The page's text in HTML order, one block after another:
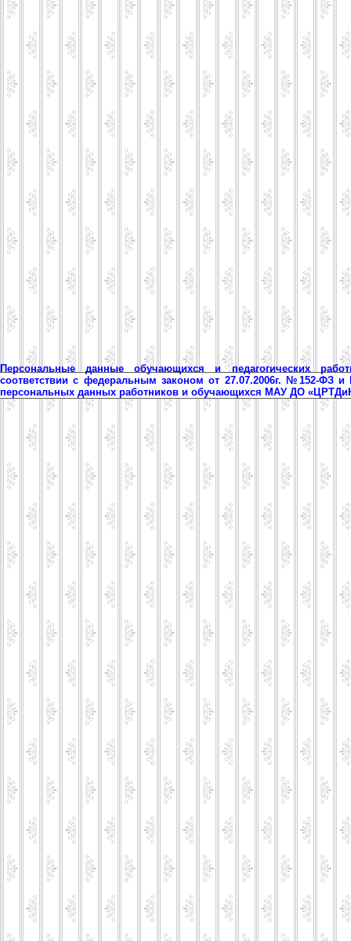
Персональные данные обучающихся и педагогических
соответствии с федеральным законом от 27.07.2006г. №152-ФЗ
персональных данных работников и обучающихся МАУ ДО